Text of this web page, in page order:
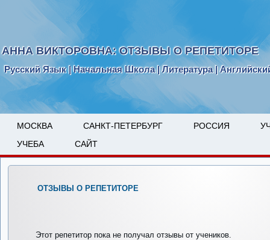
АННА ВИКТОРОВНА: ОТЗЫВЫ О РЕПЕТИТОРЕ
Русский Язык | Начальная Школа | Литература |
МОСКВА САНКТ-ПЕТЕРБУРГ РОССИЯ
УЧЕБА
САЙТ
ОТЗЫВЫ О РЕПЕТИТОРЕ
Этот репетитор пока не получал отзывы от учеников.